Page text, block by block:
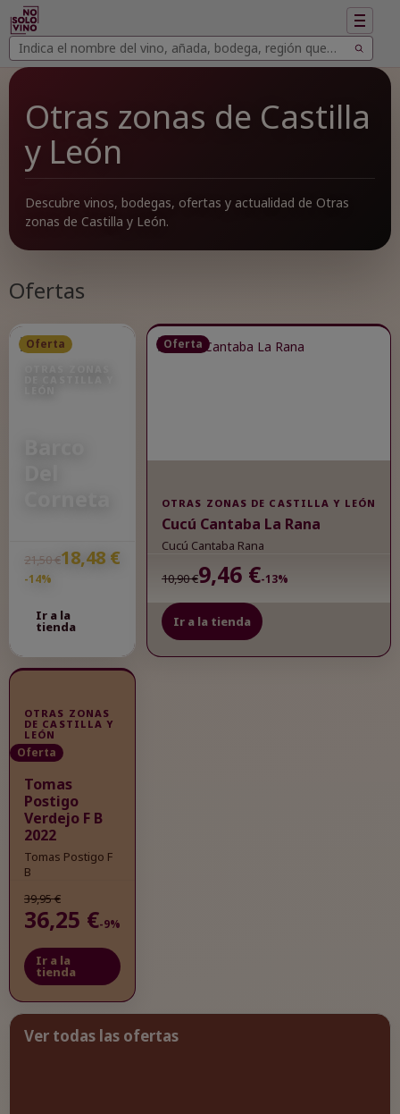
Buscar
vinos
Buscar
Mostrar
Otras zonas de Castilla
y León
Descubre vinos, bodegas, ofertas y actualidad de Otras
zonas de Castilla y León.
Ofertas
Oferta
21,50 €18,48 €
-14%
Ir a la
tienda
Oferta
OTRAS ZONAS DE CASTILLA Y LEÓN
Cucú Cantaba La Rana
Cucú Cantaba Rana
10,90 €9,46 €-13%
Ir a la tienda
OTRAS ZONAS
DE CASTILLA Y
LEÓN
Oferta
Tomas
Postigo
Verdejo F B
2022
Tomas Postigo F
B
39,95 €
36,25 €-9%
Ir a la
tienda
Ver todas las ofertas